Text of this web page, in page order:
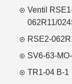
Ventil
062R11/
RSE2-
SV6-63-
TR1-04 B-1